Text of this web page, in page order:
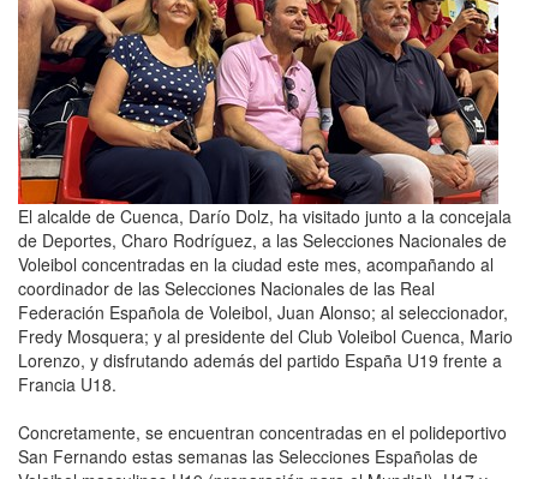
El alcalde de Cuenca, Darío Dolz, ha visitado junto a la concejala
de Deportes, Charo Rodríguez, a las Selecciones Nacionales de
Voleibol concentradas en la ciudad este mes, acompañando al
coordinador de las Selecciones Nacionales de las Real
Federación Española de Voleibol, Juan Alonso; al seleccionador,
Fredy Mosquera; y al presidente del Club Voleibol Cuenca, Mario
Lorenzo, y disfrutando además del partido España U19 frente a
Francia U18.
Concretamente, se encuentran concentradas en el polideportivo
San Fernando estas semanas las Selecciones Españolas de